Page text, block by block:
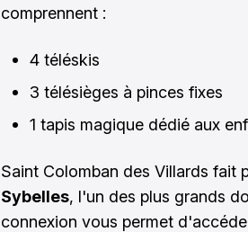
comprennent :
4 téléskis
3 télésièges à pinces fixes
1 tapis magique dédié aux
Saint Colomban des Villards fait
Sybelles, l'un des plus grands
connexion vous permet